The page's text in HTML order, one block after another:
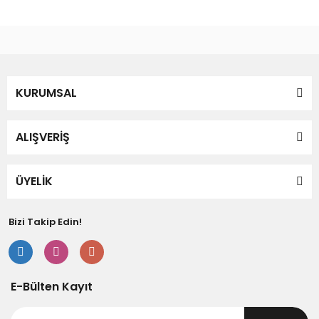
KURUMSAL
ALIŞVERİŞ
ÜYELİK
Bizi Takip Edin!
E-Bülten Kayıt